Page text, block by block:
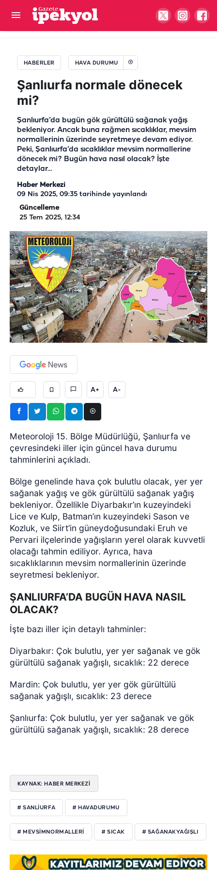
HABERLER HAVA DURUMU
Şanlıurfa normale dönecek
mi?
Şanlıurfa’da bugün gök gürültülü sağanak yağış
bekleniyor. Ancak buna rağmen sıcaklıklar, mevsim
normallerinin üzerinde seyretmeye devam ediyor.
Peki, Şanlıurfa’da sıcaklıklar mevsim normallerine
dönecek mi? Bugün hava nasıl olacak? İşte
detaylar…
Haber Merkezi
09 Nis 2025, 09:35 tarihinde yayınlandı
Güncelleme
25 Tem 2025, 12:34
A+ A-
Meteoroloji 15. Bölge Müdürlüğü, Şanlıurfa ve
çevresindeki iller için güncel hava durumu
tahminlerini açıkladı.
Bölge genelinde hava çok bulutlu olacak, yer yer
sağanak yağış ve gök gürültülü sağanak yağış
bekleniyor. Özellikle Diyarbakır’ın kuzeyindeki
Lice ve Kulp, Batman’ın kuzeyindeki Sason ve
Kozluk, ve Siirt’in güneydoğusundaki Eruh ve
Pervari ilçelerinde yağışların yerel olarak kuvvetli
olacağı tahmin ediliyor. Ayrıca, hava
sıcaklıklarının mevsim normallerinin üzerinde
seyretmesi bekleniyor.
ŞANLIURFA’DA BUGÜN HAVA NASIL
OLACAK?
İşte bazı iller için detaylı tahminler:
Diyarbakır: Çok bulutlu, yer yer sağanak ve gök
gürültülü sağanak yağışlı, sıcaklık: 22 derece
Mardin: Çok bulutlu, yer yer gök gürültülü
sağanak yağışlı, sıcaklık: 23 derece
Şanlıurfa: Çok bulutlu, yer yer sağanak ve gök
gürültülü sağanak yağışlı, sıcaklık: 28 derece
KAYNAK: HABER MERKEZİ
# SANLİURFA # HAVADURUMU
# MEVSİMNORMALLERİ # SICAK # SAĞANAKYAĞIŞLI
Şanlıurfa’ya ‘ejderha’dan da beteri geliyor!